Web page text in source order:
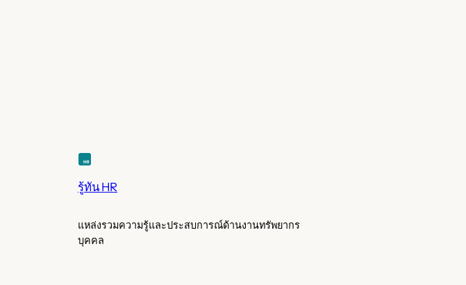
รู้ทัน HR
แหล่งรวมความรู้และประสบการณ์ด้านงานทรัพยากร
บุคคล